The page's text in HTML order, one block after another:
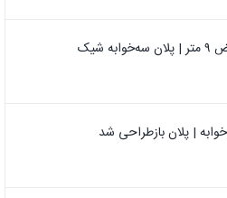
شیک
| پلان بازطراحی شد